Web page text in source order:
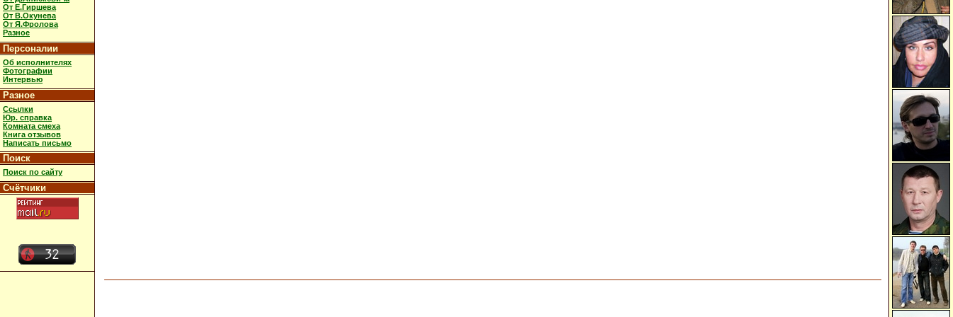
От Е.Гиршева
От В.Окунева
От Я.Фролова
Разное
Персоналии
Об исполнителях
Фотографии
Интервью
Разное
Ссылки
Юр. справка
Комната смеха
Книга отзывов
Написать письмо
Поиск
Поиск по сайту
Счётчики